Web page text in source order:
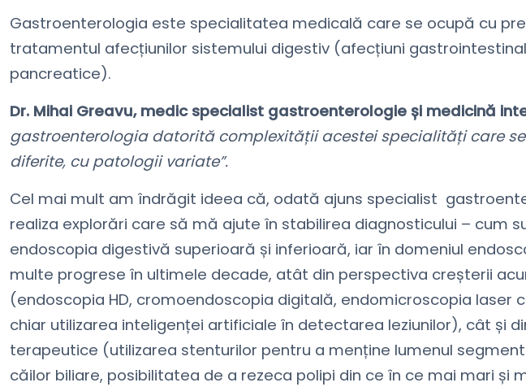
Gastroenterologia este specialitatea medicală care se ocupă cu
tratamentul afecțiunilor sistemului digestiv (afecțiuni
pancreatice).
Dr. Mihai Greavu, medic specialist gastroenterologie și medicină
gastroenterologia datorită complexității acestei specialități care
diferite, cu patologii variate”.
Cel mai mult am îndrăgit ideea că, odată ajuns specialist
realiza explorări care să mă ajute în stabilirea diagnosticului – cum
endoscopia digestivă superioară și inferioară, iar în domeniul
multe progrese în ultimele decade, atât din perspectiva creșterii
(endoscopia HD, cromoendoscopia digitală, endomicroscopia laser
chiar utilizarea inteligenței artificiale în detectarea leziunilor), cât și
terapeutice (utilizarea stenturilor pentru a menține lumenul
căilor biliare, posibilitatea de a rezeca polipi din ce în ce mai mari și